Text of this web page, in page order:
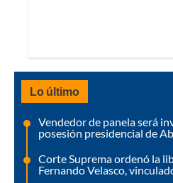
Lo último
Vendedor de panela será
posesión presidencial de
Corte Suprema ordenó la
Fernando Velasco,